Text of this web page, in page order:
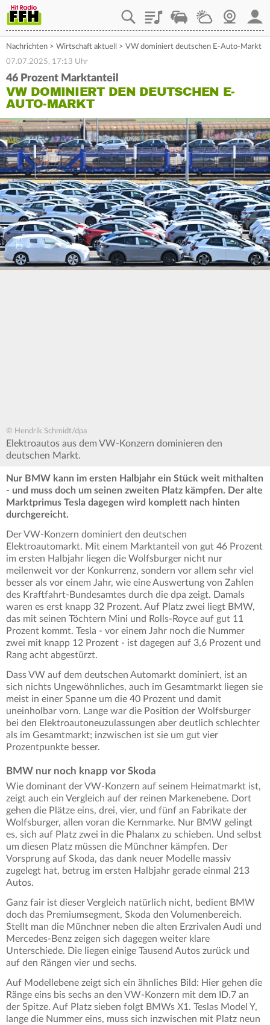
PlaylistStaupilotWetterWebcam
Nachrichten > Wirtschaft aktuell > VW dominiert deutschen E-Auto-Markt
07.07.2025, 17:13 Uhr
46 Prozent Marktanteil
VW DOMINIERT DEN DEUTSCHEN E-
AUTO-MARKT
© Hendrik Schmidt/dpa
Elektroautos aus dem VW-Konzern dominieren den
deutschen Markt.
Nur BMW kann im ersten Halbjahr ein Stück weit mithalten
- und muss doch um seinen zweiten Platz kämpfen. Der alte
Marktprimus Tesla dagegen wird komplett nach hinten
durchgereicht.
Der VW-Konzern dominiert den deutschen
Elektroautomarkt. Mit einem Marktanteil von gut 46 Prozent
im ersten Halbjahr liegen die Wolfsburger nicht nur
meilenweit vor der Konkurrenz, sondern vor allem sehr viel
besser als vor einem Jahr, wie eine Auswertung von Zahlen
des Kraftfahrt-Bundesamtes durch die dpa zeigt. Damals
waren es erst knapp 32 Prozent. Auf Platz zwei liegt BMW,
das mit seinen Töchtern Mini und Rolls-Royce auf gut 11
Prozent kommt. Tesla - vor einem Jahr noch die Nummer
zwei mit knapp 12 Prozent - ist dagegen auf 3,6 Prozent und
Rang acht abgestürzt.
Dass VW auf dem deutschen Automarkt dominiert, ist an
sich nichts Ungewöhnliches, auch im Gesamtmarkt liegen sie
meist in einer Spanne um die 40 Prozent und damit
uneinholbar vorn. Lange war die Position der Wolfsburger
bei den Elektroautoneuzulassungen aber deutlich schlechter
als im Gesamtmarkt; inzwischen ist sie um gut vier
Prozentpunkte besser.
BMW nur noch knapp vor Skoda
Wie dominant der VW-Konzern auf seinem Heimatmarkt ist,
zeigt auch ein Vergleich auf der reinen Markenebene. Dort
gehen die Plätze eins, drei, vier, und fünf an Fabrikate der
Wolfsburger, allen voran die Kernmarke. Nur BMW gelingt
es, sich auf Platz zwei in die Phalanx zu schieben. Und selbst
um diesen Platz müssen die Münchner kämpfen. Der
Vorsprung auf Skoda, das dank neuer Modelle massiv
zugelegt hat, betrug im ersten Halbjahr gerade einmal 213
Autos.
Ganz fair ist dieser Vergleich natürlich nicht, bedient BMW
doch das Premiumsegment, Skoda den Volumenbereich.
Stellt man die Münchner neben die alten Erzrivalen Audi und
Mercedes-Benz zeigen sich dagegen weiter klare
Unterschiede. Die liegen einige Tausend Autos zurück und
auf den Rängen vier und sechs.
Auf Modellebene zeigt sich ein ähnliches Bild: Hier gehen die
Ränge eins bis sechs an den VW-Konzern mit dem ID.7 an
der Spitze. Auf Platz sieben folgt BMWs X1. Teslas Model Y,
lange die Nummer eins, muss sich inzwischen mit Platz neun